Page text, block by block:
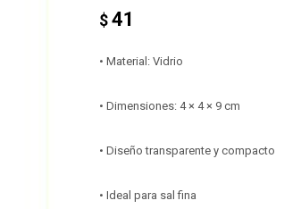
$ 41
• Material: Vidrio
• Dimensiones: 4 × 4 × 9 cm
• Diseño transparente y compacto
• Ideal para sal fina